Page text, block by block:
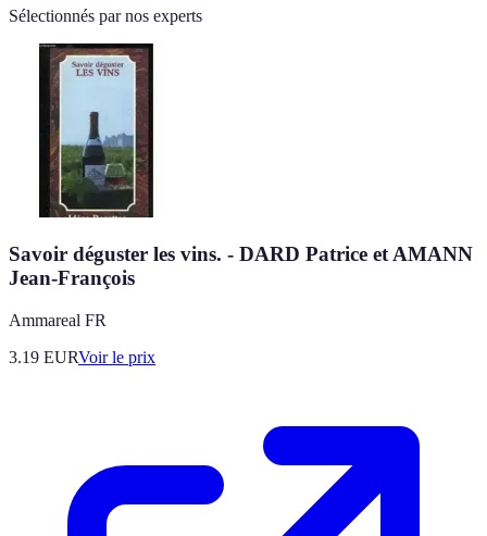
Sélectionnés par nos experts
Savoir déguster les vins. - DARD Patrice et AMANN
Jean-François
Ammareal FR
3.19 EURVoir le prix